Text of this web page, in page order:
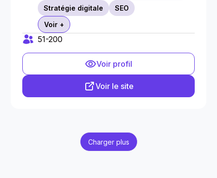
Stratégie digitale
SEO
Voir +
51-200
Voir profil
Voir le site
Charger plus